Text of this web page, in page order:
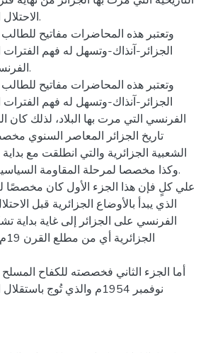
وتعتبر هذه المحاضرات مفاتيح
الجزائر-آنذاك-وتسهل له فهم الفترات
وتعتبر هذه المحاضرات مفاتيح
الجزائر-آنذاك-وتسهل له فهم الفترات
الفرنسي التي مرت بها البلاد، لذلك
تاريخ الجزائر المعاصر السنوي
الشعبية الجزائرية والتي انطلقت مع
وكذا مخصصا لمرحلة المقاومة
علي كلٍ فإن هذا الجزء الأول كان مخصصًا
الذي یبدأ بالأوضاع الجزائرية قبل
الفرنسي على الجزائر إلى غایة بدایة
أما الجزء الثاني فخصصته للكفاح